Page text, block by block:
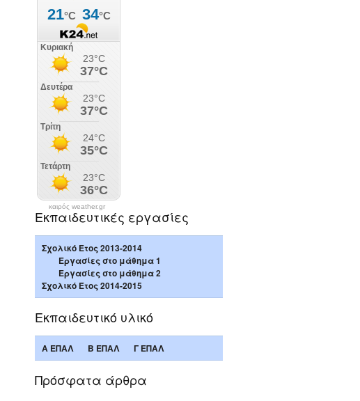
καιρός weather.gr
Εκπαιδευτικές εργασίες
Σχολικό Έτος 2013-2014
Εργασίες στο μάθημα 1
Εργασίες στο μάθημα 2
Σχολικό Έτος 2014-2015
Εκπαιδευτικό υλικό
Α ΕΠΑΛ Β ΕΠΑΛ Γ ΕΠΑΛ
Πρόσφατα άρθρα